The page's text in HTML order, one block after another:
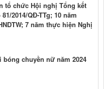
tổ chức Hội nghị Tổng kết
2014/QĐ-TTg; 10 năm
7 năm thực hiện Nghị
bóng chuyền nữ năm 2024